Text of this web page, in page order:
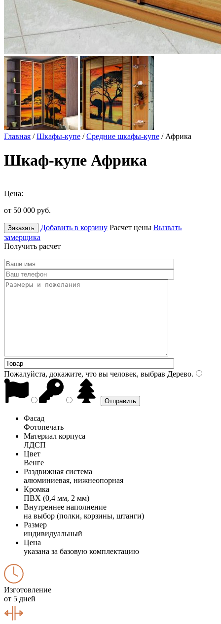
Главная /Шкафы-купе /Средние шкафы-купе / Африка
Шкаф-купе Африка
Цена:
от 50 000 руб.
Заказать Добавить в корзину Расчет цены Вызвать
замерщика
Получить расчет
Пожалуйста, докажите, что вы человек, выбрав Дерево.
Фасад
Фотопечать
Материал корпуса
ЛДСП
Цвет
Венге
Раздвижная система
алюминиевая, нижнеопорная
Кромка
ПВХ (0,4 мм, 2 мм)
Внутреннее наполнение
на выбор (полки, корзины, штанги)
Размер
индивидуальный
Цена
указана за базовую комплектацию
Изготовление
от 5 дней